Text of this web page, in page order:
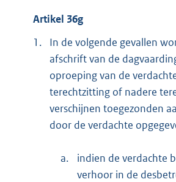
Artikel 36g
1.
In de volgende gevallen
afschrift van de
oproeping van de
terechtzitting of nadere
verschijnen toegezonden
door de verdachte
a.
indien de verdachte
verhoor in de